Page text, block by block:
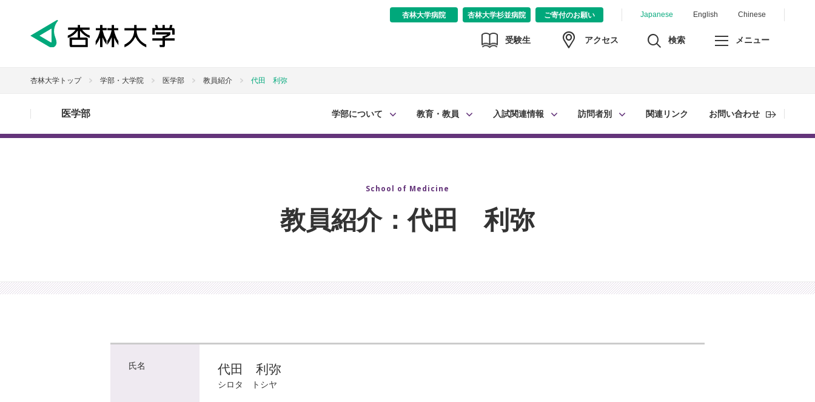
Japanese English Chinese
杏林大学病院 杏林大学杉並病院 ご寄付のお願い
受験生 アクセス 検索 メニュー
杏林大学トップ 学部・大学院 医学部 教員紹介 代田 利弥
医学部 学部について 教育・教員 入試関連情報 訪問者別 関連リンク お問い合わせ
School of Medicine
教員紹介：代田 利弥
氏名 代田 利弥
シロタ トシヤ